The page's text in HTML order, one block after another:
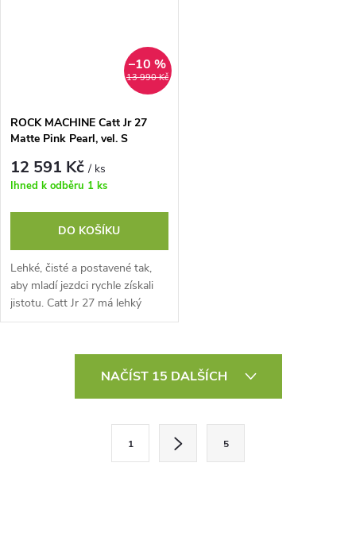
13 990 Kč
–10 %
ROCK MACHINE Catt Jr 27
Matte Pink Pearl, vel. S
12 591 Kč/ ks
Ihned k odběru 1 ks
DO KOŠÍKU
Lehké, čisté a postavené tak,
aby mladí jezdci rychle získali
jistotu. Catt Jr 27 má lehký
hliníkový rám s vyladěnými
NAČÍST 15 DALŠÍCH
1 5